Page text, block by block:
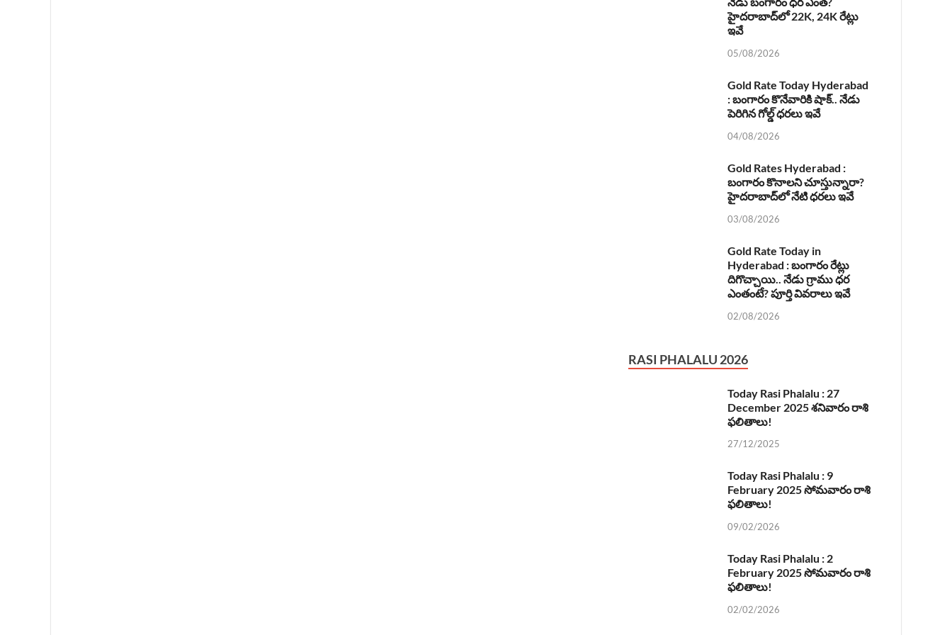
హైదరాబాద్‌లో 22K, 24K రేట్లు
ఇవే
05/08/2026
Gold Rate Today Hyderabad
: బంగారం కొనేవారికి షాక్.. నేడు
పెరిగిన గోల్డ్ ధరలు ఇవే
04/08/2026
Gold Rates Hyderabad :
బంగారం కొనాలని చూస్తున్నారా?
హైదరాబాద్‌లో నేటి ధరలు ఇవే
03/08/2026
Gold Rate Today in
Hyderabad : బంగారం రేట్లు
దిగొచ్చాయి.. నేడు గ్రాము ధర
ఎంతంటే? పూర్తి వివరాలు ఇవే
02/08/2026
RASI PHALALU 2026
Today Rasi Phalalu : 27
December 2025 శనివారం రాశి
ఫలితాలు!
27/12/2025
Today Rasi Phalalu : 9
February 2025 సోమవారం రాశి
ఫలితాలు!
09/02/2026
Today Rasi Phalalu : 2
February 2025 సోమవారం రాశి
ఫలితాలు!
02/02/2026